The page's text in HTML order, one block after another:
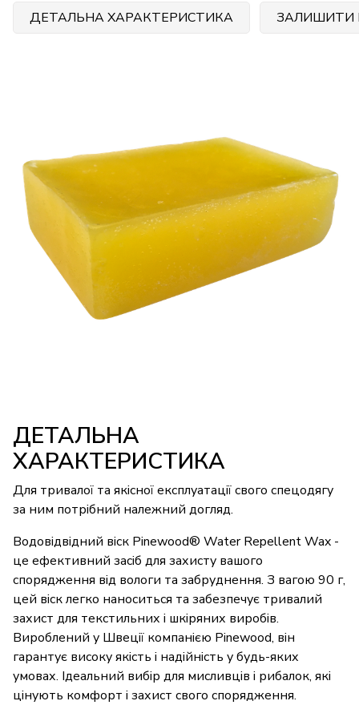
ДЕТАЛЬНА ХАРАКТЕРИСТИКА ЗАЛИШИТИ
ДЕТАЛЬНА
ХАРАКТЕРИСТИКА
Для тривалої та якісної експлуатації свого спецодягу
за ним потрібний належний догляд.
Водовідвідний віск Pinewood® Water Repellent Wax -
це ефективний засіб для захисту вашого
спорядження від вологи та забруднення. З вагою 90 г,
цей віск легко наноситься та забезпечує тривалий
захист для текстильних і шкіряних виробів.
Вироблений у Швеції компанією Pinewood, він
гарантує високу якість і надійність у будь-яких
умовах. Ідеальний вибір для мисливців і рибалок, які
цінують комфорт і захист свого спорядження.